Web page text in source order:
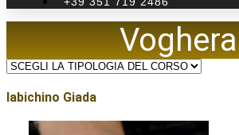
Voghera
Iabichino Giada